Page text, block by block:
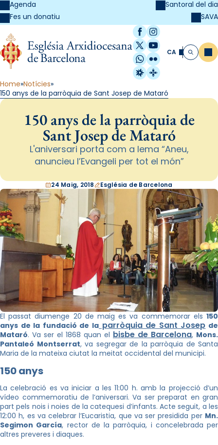
Agenda
Fes un donatiu
Santoral del dia
SAVA
Facebook
Instagram
X / Twitter
YouTube
WhatsApp
Flickr
Radio Estel
Catalunya
CA Cerca
Home Notícies
150 anys de la parròquia de Sant Josep de Mataró
150 anys de la parròquia de
Sant Josep de Mataró
L'aniversari porta com a lema “Aneu,
anuncieu l’Evangeli per tot el món”
24 Maig, 2018 Església de Barcelona
El passat diumenge 20 de maig es va commemorar els 150
anys de la fundació de la parròquia de Sant Josep de
Mataró. Va ser el 1868 quan el bisbe de Barcelona, Mons.
Pantaleó Montserrat, va segregar de la parròquia de Santa
Maria de la mateixa ciutat la meitat occidental del municipi.
150 anys
La celebració es va iniciar a les 11:00 h. amb la projecció d’un
vídeo commemoratiu de l’aniversari. Va ser preparat en gran
part pels nois i noies de la catequesi d’infants. Acte seguit, a les
12:00 h, es va celebrar l’Eucaristia, que va ser presidida per Mn.
Segimon García, rector de la parròquia, i concelebrada per
altres preveres i diaques.